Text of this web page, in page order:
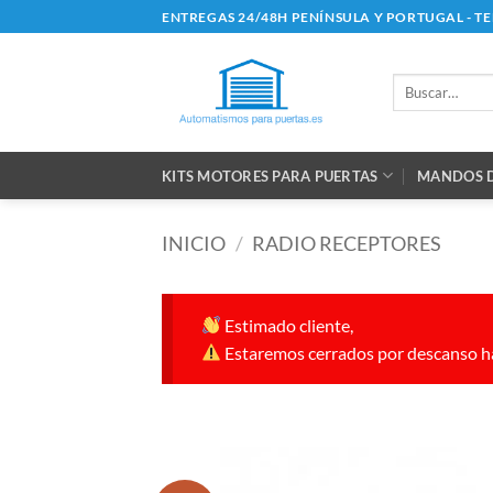
al
ENTREGAS 24/48H PENÍNSULA Y PORTUGAL -
Buscar
KITS MOTORES PARA PUERTAS MANDOS
INICIO / RADIO RECEPTORES
Estimado cliente,
Estaremos cerrados por descanso